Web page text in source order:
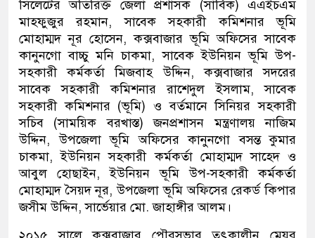
সিলেটের অতিরিক্ত জেলা প্রশাসক (সার্বিক) এএইচএম
মাহফুজুর রহমান, সাবেক সহকারী কমিশনার ভূমি
মোহাম্মদ নূর হোসেন, কক্সবাজার ভূমি অফিসের সাবেক
কানুনগো বাচ্চু মনি চাকমা, সাবেক ইউনিয়ন ভূমি উপ-
সহকারী কর্মকর্তা মিজবাহ উদ্দিন, কক্সবাজার সদরের
সাবেক সহকারী কমিশনার রাশেদুল ইসলাম, সাবেক
সহকারী কমিশনার (ভূমি) ও বর্তমানে সিনিয়র সহকারী
সচিব (সাময়িক বরখাস্ত) জনপ্রশাসন মন্ত্রণালয় নাজিম
উদ্দিন, উপজেলা ভূমি অফিসের কানুনগো বসন্ত কুমার
চাকমা, ইউনিয়ন সহকারী কর্মকর্তা মোহাম্মদ সাহেদ ও
আবুল হোছাইন, ইউনিয়ন ভূমি উপ-সহকারী কর্মকর্তা
মোহাম্মদ সৈয়দ নূর, উপজেলা ভূমি অফিসের রেকর্ড কিপার
জসীম উদ্দিন, সার্ভেয়ার মো. জাহাঙ্গীর আলম।